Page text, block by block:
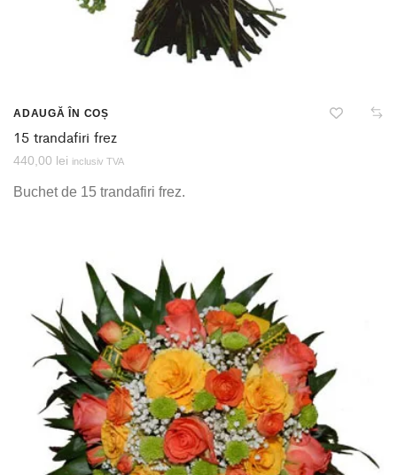
ADAUGĂ ÎN COȘ
15 trandafiri frez
440,00 lei inclusiv TVA
Buchet de 15 trandafiri frez.